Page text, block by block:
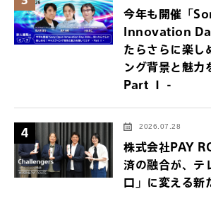
今年も開催「
Innovation
たらさらに楽し
ング背景と魅力
Part Ⅰ -
4 2026.07.28
株式会社PAY
済の融合が、テ
口」に変える新